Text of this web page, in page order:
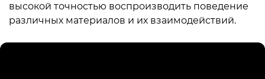
высокой точностью воспроизводить поведение
различных материалов и их взаимодействий.